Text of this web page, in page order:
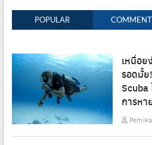
POPULAR
เหนื่อย
รอดมั้ย
Scuba
การหา
Pemika